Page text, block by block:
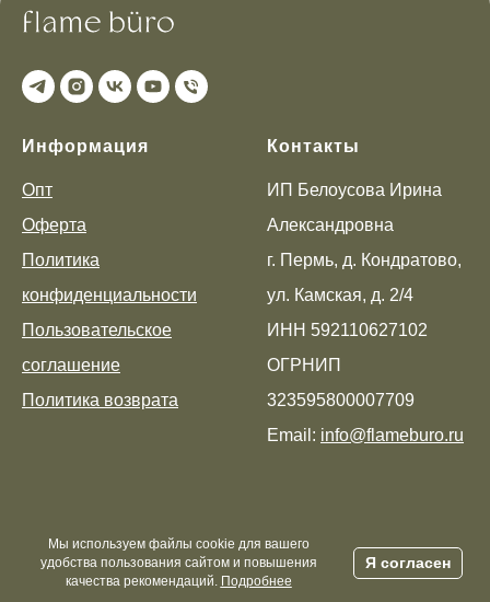
Информация
Опт
Оферта
Политика
конфиденциальности
Пользовательское
соглашение
Политика возврата
Контакты
ИП Белоусова Ирина
Александровна
г. Пермь, д. Кондратово,
ул. Камская, д. 2/4
ИНН 592110627102
ОГРНИП
323595800007709
Email: info@flameburo.ru
Мы используем файлы cookie для вашего
удобства пользования сайтом и повышения
качества рекомендаций. Подробнее
Я согласен